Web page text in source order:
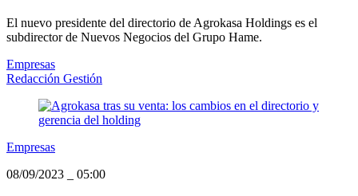
El nuevo presidente del directorio de Agrokasa Holdings es el
subdirector de Nuevos Negocios del Grupo Hame.
Empresas
Redacción Gestión
Empresas
08/09/2023
05:00